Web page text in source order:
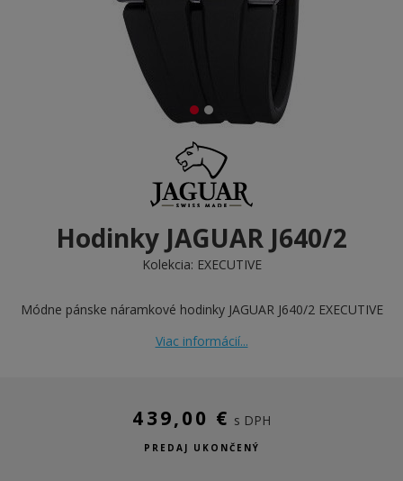
Hodinky JAGUAR J640/2
Kolekcia: EXECUTIVE
Módne pánske náramkové hodinky JAGUAR J640/2 EXECUTIVE
Viac informácií...
439,00 € s DPH
PREDAJ UKONČENÝ